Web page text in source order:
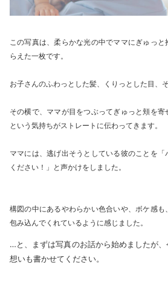
この写真は、柔らかな光の中でママにぎゅっと
らえた一枚です。
お子さんのふわっとした髪、くりっとした目、
その横で、ママが目をつぶってぎゅっと頬を寄
という気持ちがストレートに伝わってきます。
ママには、逃げ出そうとしている彼のことを
ください！」と声かけをしました。
構図の中にあるやわらかい色合いや、ボケ感も
包み込んでくれているように感じました。
…と、まずは写真のお話から始めましたが
想いも書かせてください。